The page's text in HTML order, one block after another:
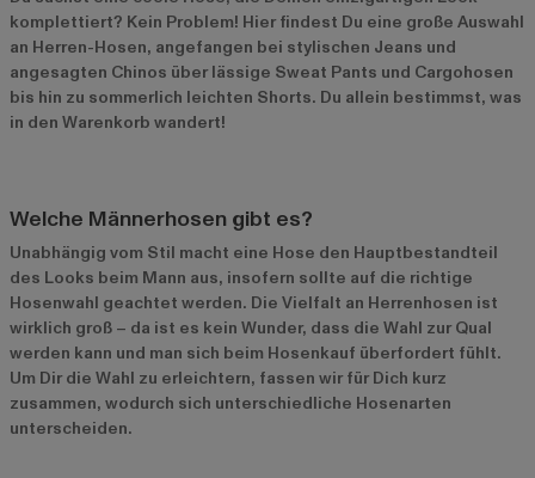
komplettiert? Kein Problem! Hier findest Du eine große Auswahl
an Herren-Hosen, angefangen bei stylischen Jeans und
angesagten Chinos über lässige Sweat Pants und Cargohosen
bis hin zu sommerlich leichten Shorts. Du allein bestimmst, was
in den Warenkorb wandert!
Welche Männerhosen gibt es?
Unabhängig vom Stil macht eine Hose den Hauptbestandteil
des Looks beim Mann aus, insofern sollte auf die richtige
Hosenwahl geachtet werden. Die Vielfalt an Herrenhosen ist
wirklich groß – da ist es kein Wunder, dass die Wahl zur Qual
werden kann und man sich beim Hosenkauf überfordert fühlt.
Um Dir die Wahl zu erleichtern, fassen wir für Dich kurz
zusammen, wodurch sich unterschiedliche Hosenarten
unterscheiden.